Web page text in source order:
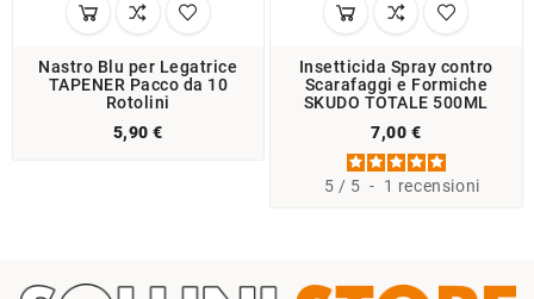
Nastro Blu per Legatrice
TAPENER Pacco da 10
Rotolini
5,90 €
Insetticida Spray contro
Scarafaggi e Formiche
SKUDO TOTALE 500ML
7,00 €
5 / 5 - 1 recensioni